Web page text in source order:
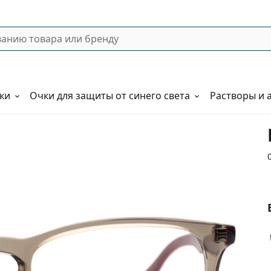
Очки для защиты от синего света Растворы и